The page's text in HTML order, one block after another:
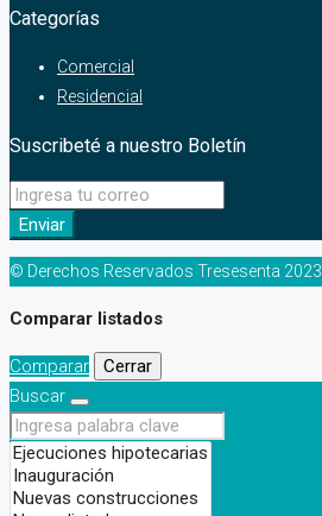
Categorías
Comercial
Residencial
Suscribeté a nuestro Boletín
Enviar
© Derechos Reservados Tresesenta 2023
Comparar listados
Comparar
Cerrar
Buscar